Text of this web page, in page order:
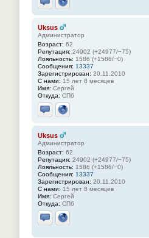
Отправить личное
Сайт
Uksus
Администратор
Возраст: 62
Репутация: 24902 (+24977/−75)
Лояльность: 1586 (+1586/−0)
Сообщения: 13337
Зарегистрирован: 20.11.2010
С нами: 15 лет 8 месяцев
Имя: Сергей
Откуда: СПб
Отправить личное
Сайт
Uksus
Администратор
Возраст: 62
Репутация: 24902 (+24977/−75)
Лояльность: 1586 (+1586/−0)
Сообщения: 13337
Зарегистрирован: 20.11.2010
С нами: 15 лет 8 месяцев
Имя: Сергей
Откуда: СПб
Отправить личное
Сайт